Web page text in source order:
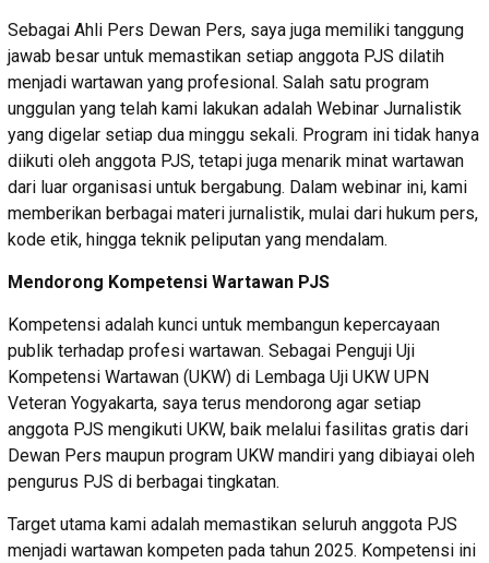
Sebagai Ahli Pers Dewan Pers, saya juga memiliki tanggung
jawab besar untuk memastikan setiap anggota PJS dilatih
menjadi wartawan yang profesional. Salah satu program
unggulan yang telah kami lakukan adalah Webinar Jurnalistik
yang digelar setiap dua minggu sekali. Program ini tidak hanya
diikuti oleh anggota PJS, tetapi juga menarik minat wartawan
dari luar organisasi untuk bergabung. Dalam webinar ini, kami
memberikan berbagai materi jurnalistik, mulai dari hukum pers,
kode etik, hingga teknik peliputan yang mendalam.
Mendorong Kompetensi Wartawan PJS
Kompetensi adalah kunci untuk membangun kepercayaan
publik terhadap profesi wartawan. Sebagai Penguji Uji
Kompetensi Wartawan (UKW) di Lembaga Uji UKW UPN
Veteran Yogyakarta, saya terus mendorong agar setiap
anggota PJS mengikuti UKW, baik melalui fasilitas gratis dari
Dewan Pers maupun program UKW mandiri yang dibiayai oleh
pengurus PJS di berbagai tingkatan.
Target utama kami adalah memastikan seluruh anggota PJS
menjadi wartawan kompeten pada tahun 2025. Kompetensi ini